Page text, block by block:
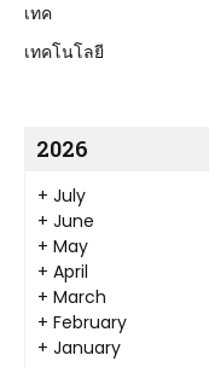
เทค
เทคโนโลยี
2026
+ July
+ June
+ May
+ April
+ March
+ February
+ January